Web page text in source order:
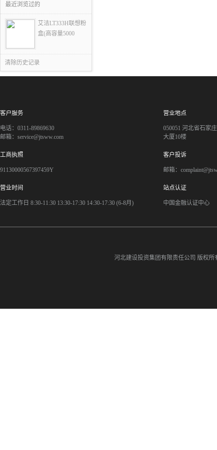
最近浏览过的
艾洁LT333H联想粉
盒(高容量5000
清除历史记录
客户服务
电话：0311-89869630
邮箱：service@jtsww.com
营业地点
050051 河北省石家
大厦10楼
工商执照
91130000567397459Y
客户投诉
邮箱：
营业时间
法定工作日 8:30-11:30 13:30-17:30 14:30-17:30 (6-8月)
站点认证
中国金融认证中心
河北建设投资集团有限责任公司 版权所